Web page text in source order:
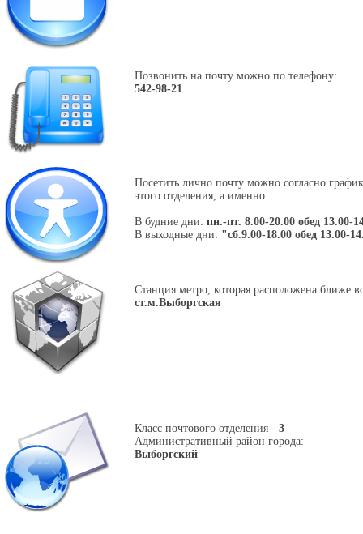
Позвонить на почту можно по телефону:
542-98-21
Посетить лично почту можно согласно
этого отделения, а именно:
В будние дни: пн.-пт. 8.00-20.00 обед 13.00-
В выходные дни: "сб.9.00-18.00 обед 13.00-
Станция метро, которая расположена ближе
ст.м.Выборгская
Класс почтового отделения - 3
Административный район города:
Выборгский